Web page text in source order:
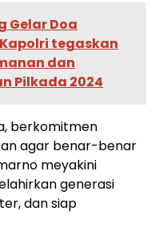
Gelar Doa
tegaskan
dan
Pilkada 2024
berkomitmen
agar benar-benar
meyakini
generasi
dan siap